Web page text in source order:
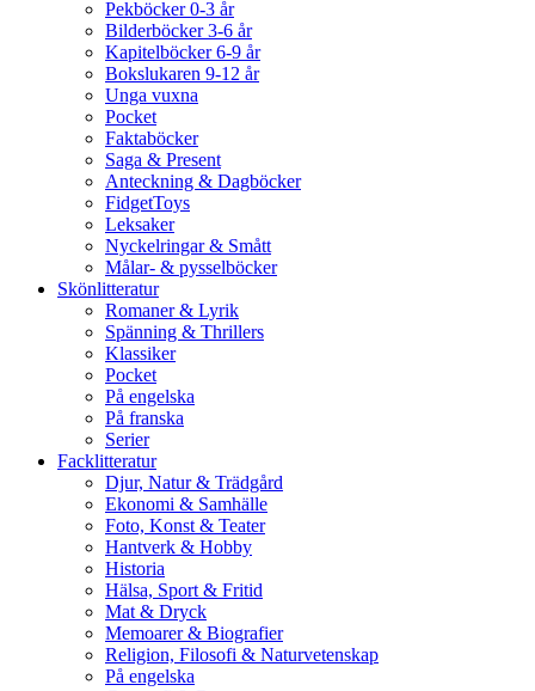
Pekböcker 0-3 år
Bilderböcker 3-6 år
Kapitelböcker 6-9 år
Bokslukaren 9-12 år
Unga vuxna
Pocket
Faktaböcker
Saga & Present
Anteckning & Dagböcker
FidgetToys
Leksaker
Nyckelringar & Smått
Målar- & pysselböcker
Skönlitteratur
Romaner & Lyrik
Spänning & Thrillers
Klassiker
Pocket
På engelska
På franska
Serier
Facklitteratur
Djur, Natur & Trädgård
Ekonomi & Samhälle
Foto, Konst & Teater
Hantverk & Hobby
Historia
Hälsa, Sport & Fritid
Mat & Dryck
Memoarer & Biografier
Religion, Filosofi & Naturvetenskap
På engelska